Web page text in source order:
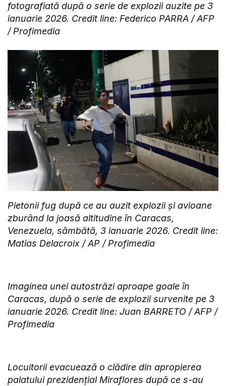
fotografiată după o serie de explozii auzite pe 3
ianuarie 2026. Credit line: Federico PARRA / AFP
/ Profimedia
Pietonii fug după ce au auzit explozii și avioane
zburând la joasă altitudine în Caracas,
Venezuela, sâmbătă, 3 ianuarie 2026. Credit line:
Matias Delacroix / AP / Profimedia
Imaginea unei autostrăzi aproape goale în
Caracas, după o serie de explozii survenite pe 3
ianuarie 2026. Credit line: Juan BARRETO / AFP /
Profimedia
Locuitorii evacuează o clădire din apropierea
palatului prezidențial Miraflores după ce s-au